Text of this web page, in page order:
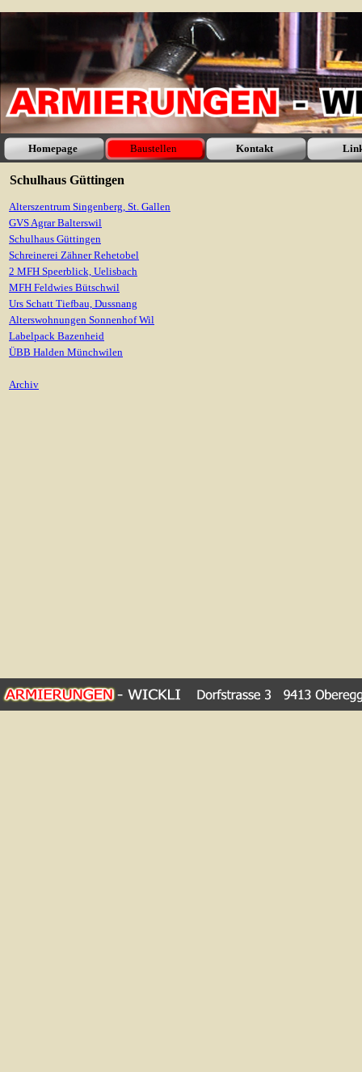
Homepage Baustellen Kontakt
Schulhaus Güttingen
Alterszentrum Singenberg, St. Gallen
GVS Agrar Balterswil
Schulhaus Güttingen
Schreinerei Zähner Rehetobel
2 MFH Speerblick, Uelisbach
MFH Feldwies Bütschwil
Urs Schatt Tiefbau, Dussnang
Alterswohnungen Sonnenhof Wil
Labelpack Bazenheid
ÜBB Halden Münchwilen
Archiv